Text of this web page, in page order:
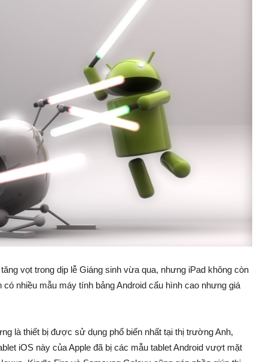
vọt trong dịp lễ Giáng sinh vừa qua, nhưng iPad không còn
nhiều mẫu máy tính bảng Android cấu hình cao nhưng giá
là thiết bị được sử dụng phổ biến nhất tại thị trường Anh,
iOS này của Apple đã bị các mẫu tablet Android vượt mặt